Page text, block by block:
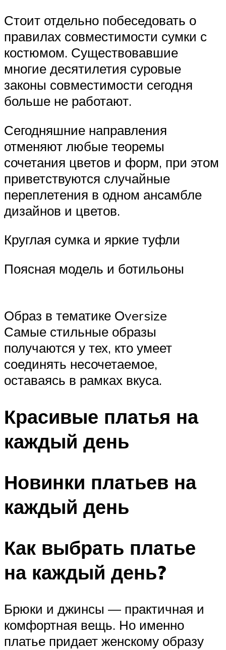
Стоит отдельно побеседовать о
правилах совместимости сумки с
костюмом. Существовавшие
многие десятилетия суровые
законы совместимости сегодня
больше не работают.
Сегодняшние направления
отменяют любые теоремы
сочетания цветов и форм, при этом
приветствуются случайные
переплетения в одном ансамбле
дизайнов и цветов.
Круглая сумка и яркие туфли
Поясная модель и ботильоны
Образ в тематике Оversize
Самые стильные образы
получаются у тех, кто умеет
соединять несочетаемое,
оставаясь в рамках вкуса.
Красивые платья на
каждый день
Новинки платьев на
каждый день
Как выбрать платье
на каждый день?
Брюки и джинсы — практичная и
комфортная вещь. Но именно
платье придает женскому образу